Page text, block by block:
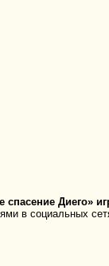
спасение Диего»
в социальных